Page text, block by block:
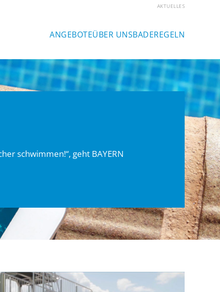
AKTUELLES
ANGEBOTEÜBER UNSBADEREGELN
schwimmen!“, geht BAYERN